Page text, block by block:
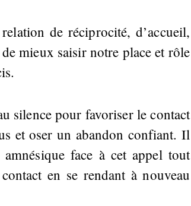
de réciprocité, d’accueil,
mieux saisir notre place et rôle
silence pour favoriser le contact
et oser un abandon confiant. Il
face à cet appel tout
en se rendant à nouveau